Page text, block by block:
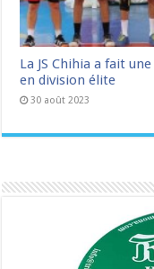
La JS Chihia a fait
en division élite
30 août 2023